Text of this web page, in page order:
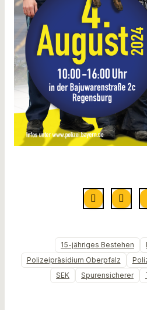
15-jähriges Bestehen
Polizeipräsidium Oberpfalz
SEK
Spurensicherer